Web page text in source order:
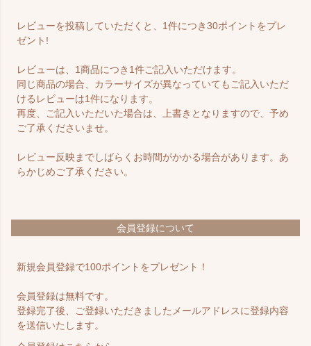
レビューを投稿していただくと、1件につき30ポイントをプレ
ゼント!
レビューは、1商品につき1件ご記入いただけます。
同じ商品の場合、カラーサイズが異なっていてもご記入いただ
けるレビューは1件になります。
再度、ご記入いただいた場合は、上書きとなりますので、予め
ご了承くださいませ。
レビュー反映までしばらくお時間がかかる場合があります。あ
らかじめご了承ください。
会員登録について
新規会員登録で100ポイントをプレゼント！
会員登録は無料です。
登録完了後、ご登録いただきましたメールアドレスに登録内容
を送信いたします。